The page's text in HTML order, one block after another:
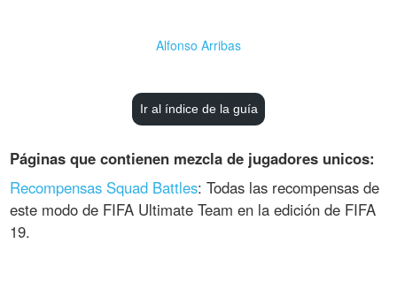
Alfonso Arribas
Ir al índice de la guía
Páginas que contienen mezcla de jugadores unicos:
Recompensas Squad Battles: Todas las recompensas de
este modo de FIFA Ultimate Team en la edición de FIFA
19.